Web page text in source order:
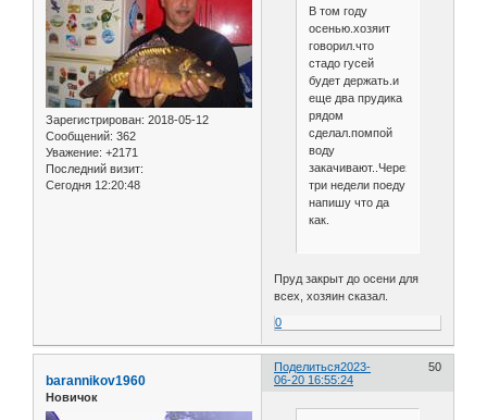
Зарегистрирован: 2018-05-12
Сообщений: 362
Уважение: +2171
Последний визит:
Сегодня 12:20:48
В том году
осенью.хозяит
говорил.что
стадо гусей
будет держать.и
еще два прудика
рядом
сделал.помпой
воду
закачивают..Через
три недели поеду
напишу что да
как.
Пруд закрыт до осени для
всех, хозяин сказал.
0
Поделиться 50
2023-
06-20 16:55:24
barannikov1960
Новичок